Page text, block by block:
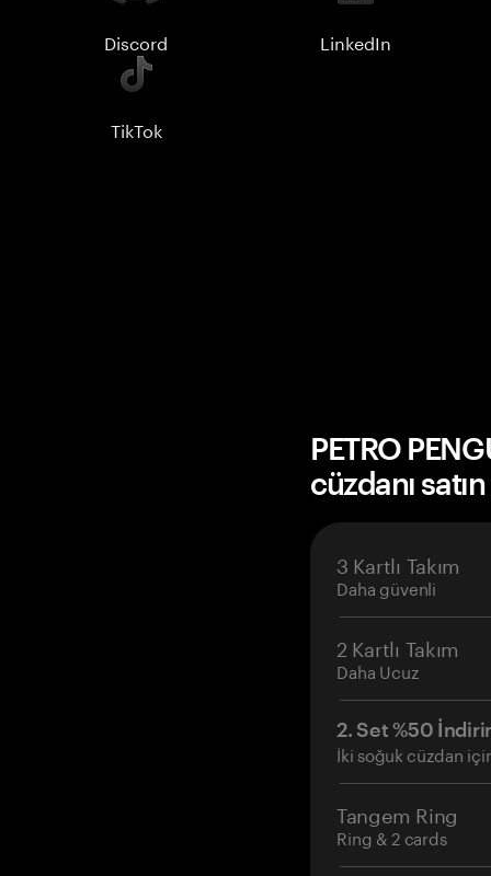
Discord LinkedIn
TikTok
PETRO
cüzdanı
3 Kartlı Takım
Daha güvenli
2 Kartlı Takım
Daha Ucuz
2. Set %50
İki soğuk cüzdan
Tangem Ring
Ring & 2 cards